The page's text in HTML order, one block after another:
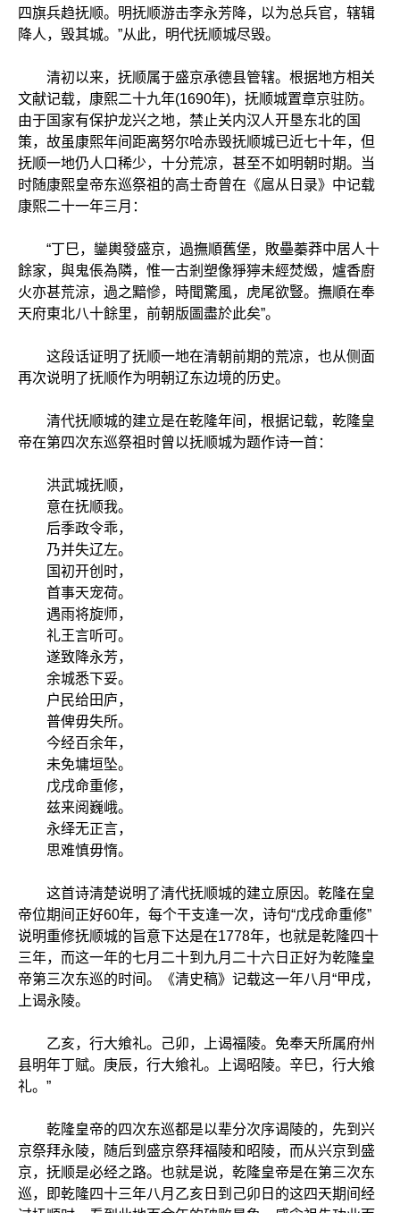
四旗兵趋抚顺。明抚顺游击李永芳降，以为总兵官，辖辑
降人，毁其城。”从此，明代抚顺城尽毁。
清初以来，抚顺属于盛京承德县管辖。根据地方相关
文献记载，康熙二十九年(1690年)，抚顺城置章京驻防。
由于国家有保护龙兴之地，禁止关内汉人开垦东北的国
策，故虽康熙年间距离努尔哈赤毁抚顺城已近七十年，但
抚顺一地仍人口稀少，十分荒凉，甚至不如明朝时期。当
时随康熙皇帝东巡祭祖的高士奇曾在《扈从日录》中记载
康熙二十一年三月：
“丁巳，鑾輿發盛京，過撫順舊堡，敗壘蓁莽中居人十
餘家，與鬼倀為隣，惟一古剎塑像猙獰未經焚燬，爐香廚
火亦甚荒涼，過之黯慘，時聞驚風，虎尾欲豎。撫順在奉
天府東北八十餘里，前朝版圖盡於此矣”。
这段话证明了抚顺一地在清朝前期的荒凉，也从侧面
再次说明了抚顺作为明朝辽东边境的历史。
清代抚顺城的建立是在乾隆年间，根据记载，乾隆皇
帝在第四次东巡祭祖时曾以抚顺城为题作诗一首：
洪武城抚顺，
意在抚顺我。
后季政令乖，
乃并失辽左。
国初开创时，
首事天宠荷。
遇雨将旋师，
礼王言听可。
遂致降永芳，
余城悉下妥。
户民给田庐，
普俾毋失所。
今经百余年，
未免墉垣坠。
戊戌命重修，
兹来阅巍峨。
永绎无正言，
思难慎毋惰。
这首诗清楚说明了清代抚顺城的建立原因。乾隆在皇
帝位期间正好60年，每个干支逢一次，诗句“戊戌命重修”
说明重修抚顺城的旨意下达是在1778年，也就是乾隆四十
三年，而这一年的七月二十到九月二十六日正好为乾隆皇
帝第三次东巡的时间。《清史稿》记载这一年八月“甲戌，
上谒永陵。
乙亥，行大飨礼。己卯，上谒福陵。免奉天所属府州
县明年丁赋。庚辰，行大飨礼。上谒昭陵。辛巳，行大飨
礼。”
乾隆皇帝的四次东巡都是以辈分次序谒陵的，先到兴
京祭拜永陵，随后到盛京祭拜福陵和昭陵，而从兴京到盛
京，抚顺是必经之路。也就是说，乾隆皇帝是在第三次东
巡，即乾隆四十三年八月乙亥日到己卯日的这四天期间经